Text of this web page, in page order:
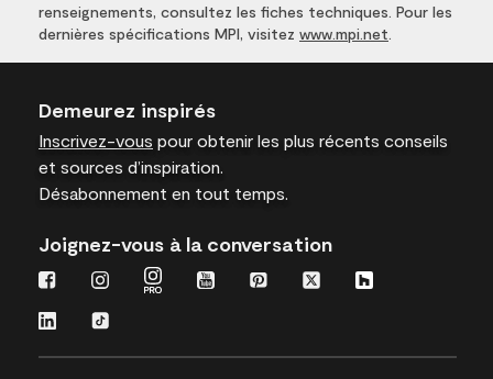
renseignements, consultez les fiches techniques. Pour les
dernières spécifications MPI, visitez www.mpi.net
Demeurez inspirés
Inscrivez-vous pour obtenir les plus récents conseils
et sources d’inspiration.
Désabonnement en tout temps.
Joignez-vous à la conversation